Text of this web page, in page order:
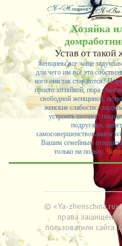
Хозяйка
Устав от такой
женщины все чаще
для чего им все это
кого они так стараются?
просто хозяйкой, пора
свободной женщиной,
женские слабости:
устроить шопинг,
подругами,
самосовершенствованием
Вашим семейным
только на пользу.
© «Ya-zhenschina.ru»
права защищены.
пользоватили сайта.